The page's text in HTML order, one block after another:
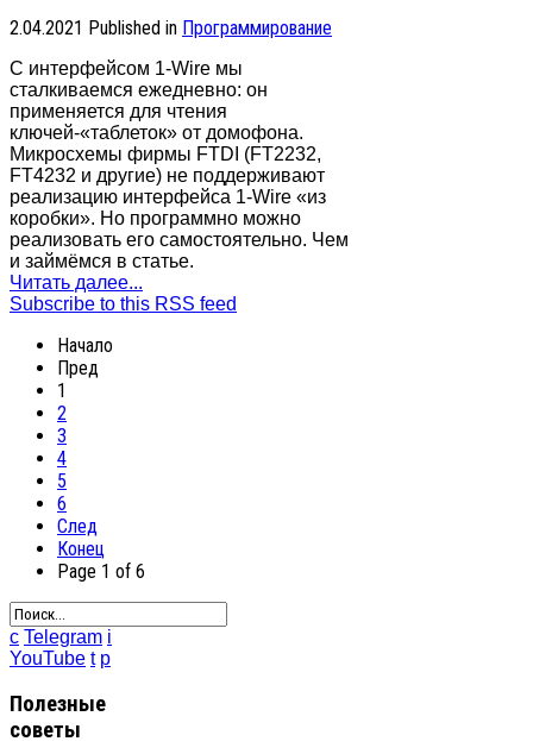
2.04.2021 Published in Программирование
С интерфейсом 1-Wire мы
сталкиваемся ежедневно: он
применяется для чтения
ключей-«таблеток» от домофона.
Микросхемы фирмы FTDI (FT2232,
FT4232 и другие) не поддерживают
реализацию интерфейса 1-Wire «из
коробки». Но программно можно
реализовать его самостоятельно. Чем
и займёмся в статье.
Читать далее...
Subscribe to this RSS feed
Начало
Пред
1
2
3
4
5
6
След
Конец
Page 1 of 6
c Telegram i
YouTube t p
Полезные
советы